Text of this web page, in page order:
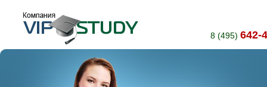
8 (495) 642-